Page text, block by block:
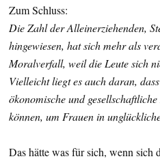
Zum Schluss:
Die Zahl der Alleinerziehenden,
hingewiesen, hat sich mehr als
Moralverfall, weil die Leute sich
Vielleicht liegt es auch daran,
ökonomische und
können, um Frauen in
Das hätte was für sich, wenn sich